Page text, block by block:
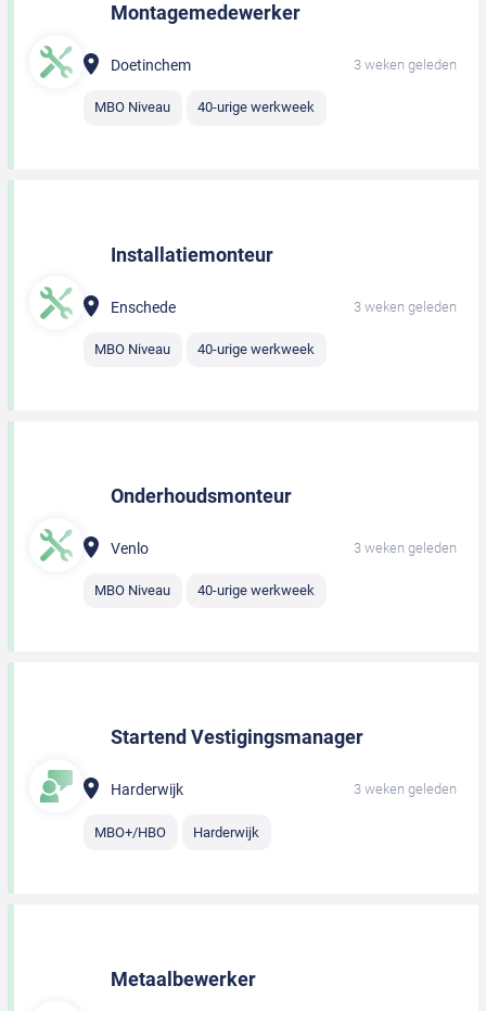
Montagemedewerker
Doetinchem 3 weken geleden
MBO Niveau 40-urige werkweek
Installatiemonteur
Enschede 3 weken geleden
MBO Niveau 40-urige werkweek
Onderhoudsmonteur
Venlo 3 weken geleden
MBO Niveau 40-urige werkweek
Startend Vestigingsmanager
Harderwijk 3 weken geleden
MBO+/HBO Harderwijk
Metaalbewerker